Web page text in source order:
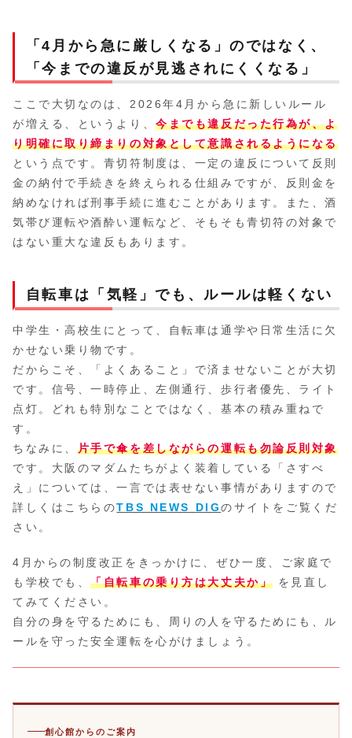
「4月から急に厳しくなる」のではなく、
「今までの違反が見逃されにくくなる」
ここで大切なのは、2026年4月から急に新しいルール
が増える、というより、今までも違反だった行為が、よ
り明確に取り締まりの対象として意識されるようになる
という点です。青切符制度は、一定の違反について反則
金の納付で手続きを終えられる仕組みですが、反則金を
納めなければ刑事手続に進むことがあります。また、酒
気帯び運転や酒酔い運転など、そもそも青切符の対象で
はない重大な違反もあります。
自転車は「気軽」でも、ルールは軽くない
中学生・高校生にとって、自転車は通学や日常生活に欠
かせない乗り物です。
だからこそ、「よくあること」で済ませないことが大切
です。信号、一時停止、左側通行、歩行者優先、ライト
点灯。どれも特別なことではなく、基本の積み重ねで
す。
ちなみに、 片手で傘を差しながらの運転も勿論反則対象
です。大阪のマダムたちがよく装着している「さすべ
え」については、一言では表せない事情がありますので
詳しくはこちらのTBS NEWS DIGのサイトをご覧くだ
さい。
4月からの制度改正をきっかけに、ぜひ一度、ご家庭で
も学校でも、「自転車の乗り方は大丈夫か」 を見直し
てみてください。
自分の身を守るためにも、周りの人を守るためにも、ル
ールを守った安全運転を心がけましょう。
創心館からのご案内